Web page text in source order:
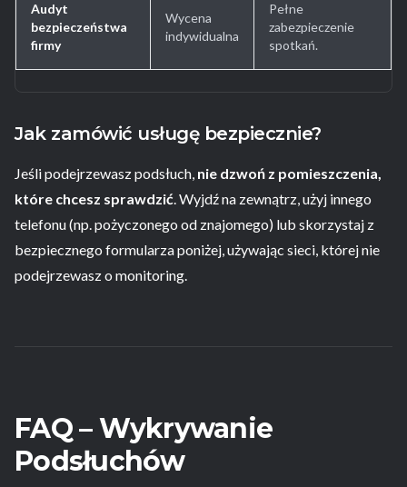
Audyt
bezpieczeństwa
firmy
Wycena
indywidualna
Pełne
zabezpieczenie
spotkań.
Jak zamówić usługę bezpiecznie?
Jeśli podejrzewasz podsłuch, nie dzwoń z pomieszczenia,
które chcesz sprawdzić. Wyjdź na zewnątrz, użyj innego
telefonu (np. pożyczonego od znajomego) lub skorzystaj z
bezpiecznego formularza poniżej, używając sieci, której nie
podejrzewasz o monitoring.
FAQ – Wykrywanie
Podsłuchów